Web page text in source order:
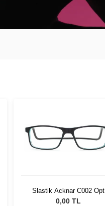
Slastik Acknar C002 Opt
0,00 TL